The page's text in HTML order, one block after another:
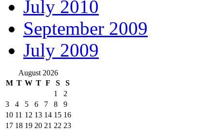
July 2010
September 2009
July 2009
August 2026
M T W T F S
S
1
2
3
4 5 6 7 8
9
10 11 12 13 14 15 16
17 18 19 20 21 22 23